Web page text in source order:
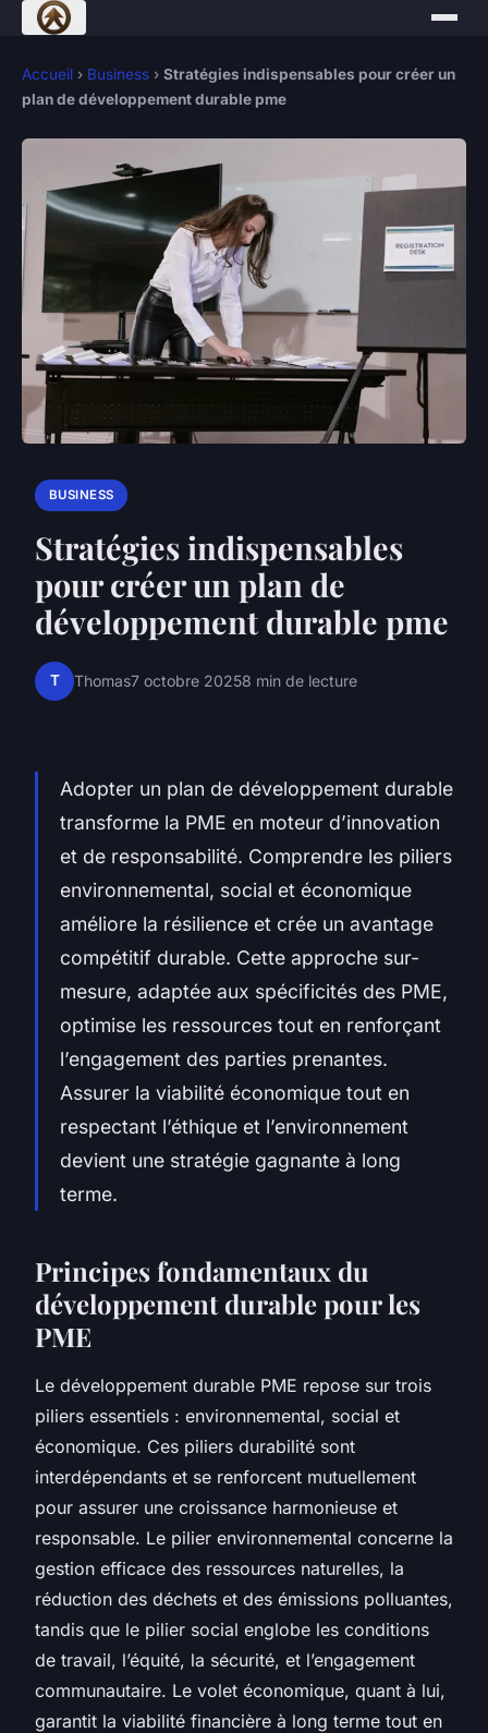
Accueil › Business › Stratégies indispensables pour créer un
plan de développement durable pme
BUSINESS
Stratégies indispensables
pour créer un plan de
développement durable pme
T Thomas7 octobre 20258 min de lecture
Adopter un plan de développement durable
transforme la PME en moteur d’innovation
et de responsabilité. Comprendre les piliers
environnemental, social et économique
améliore la résilience et crée un avantage
compétitif durable. Cette approche sur-
mesure, adaptée aux spécificités des PME,
optimise les ressources tout en renforçant
l’engagement des parties prenantes.
Assurer la viabilité économique tout en
respectant l’éthique et l’environnement
devient une stratégie gagnante à long
terme.
Principes fondamentaux du
développement durable pour les
PME
Le développement durable PME repose sur trois
piliers essentiels : environnemental, social et
économique. Ces piliers durabilité sont
interdépendants et se renforcent mutuellement
pour assurer une croissance harmonieuse et
responsable. Le pilier environnemental concerne la
gestion efficace des ressources naturelles, la
réduction des déchets et des émissions polluantes,
tandis que le pilier social englobe les conditions
de travail, l’équité, la sécurité, et l’engagement
communautaire. Le volet économique, quant à lui,
garantit la viabilité financière à long terme tout en